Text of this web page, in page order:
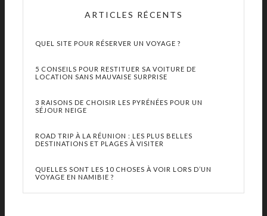
ARTICLES RÉCENTS
QUEL SITE POUR RÉSERVER UN VOYAGE ?
5 CONSEILS POUR RESTITUER SA VOITURE DE
LOCATION SANS MAUVAISE SURPRISE
3 RAISONS DE CHOISIR LES PYRÉNÉES POUR UN
SÉJOUR NEIGE
ROAD TRIP À LA RÉUNION : LES PLUS BELLES
DESTINATIONS ET PLAGES À VISITER
QUELLES SONT LES 10 CHOSES À VOIR LORS D’UN
VOYAGE EN NAMIBIE ?